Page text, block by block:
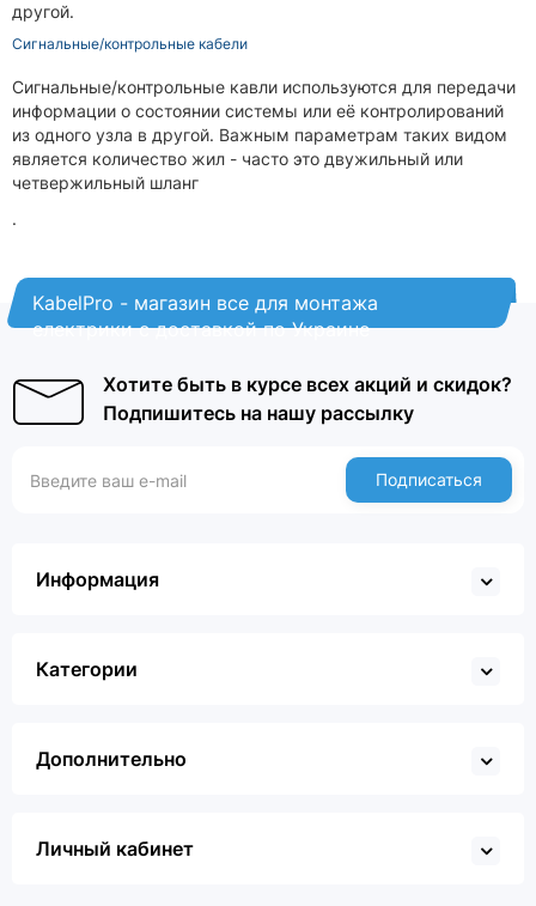
другой.
Сигнальные/контрольные кабели
Сигнальные/контрольные кавли используются для передачи
информации о состоянии системы или её контролирований
из одного узла в другой. Важным параметрам таких видом
является количество жил - часто это двужильный или
четвержильный шланг
.
KabelPro - магазин все для монтажа
електрики с доставкой по Украине
Хотите быть в курсе всех акций и скидок?
Подпишитесь на нашу рассылку
Подписаться
Информация
Категории
Дополнительно
Личный кабинет